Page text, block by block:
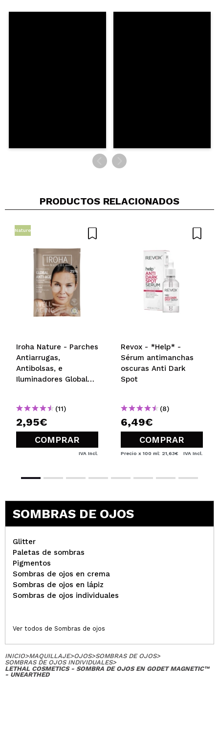
PRODUCTOS RELACIONADOS
Nature
Iroha Nature - Parches
Antiarrugas,
Antibolsas, e
Iluminadores Global
y Péptidos (11)
2,95€
COMPRAR
IVA Incl.
Revox - *Help* -
Sérum antimanchas
oscuras Anti Dark
Spot
(8)
6,49€
COMPRAR
Precio x 100 ml: 21,63€ IVA Incl.
SOMBRAS DE OJOS
Glitter
Paletas de sombras
Pigmentos
Sombras de ojos en crema
Sombras de ojos en lápiz
Sombras de ojos individuales
Ver todos de Sombras de ojos
INICIO>MAQUILLAJE>OJOS>SOMBRAS DE OJOS>
SOMBRAS DE OJOS INDIVIDUALES>
LETHAL COSMETICS - SOMBRA DE OJOS EN GODET MAGNETIC™
- UNEARTHED